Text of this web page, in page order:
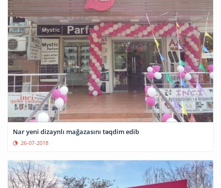
Nar yeni dizaynlı mağazasını təqdim edib
26-07-2018